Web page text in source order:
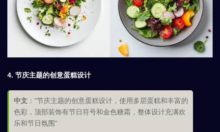
4. 节庆主题的创意蛋糕设计
中文 ："节庆主题的创意蛋糕设计，使用多层蛋糕和丰富的
色彩，顶部装饰有节日符号和金色糖霜，整体设计充满欢
乐和节日氛围"